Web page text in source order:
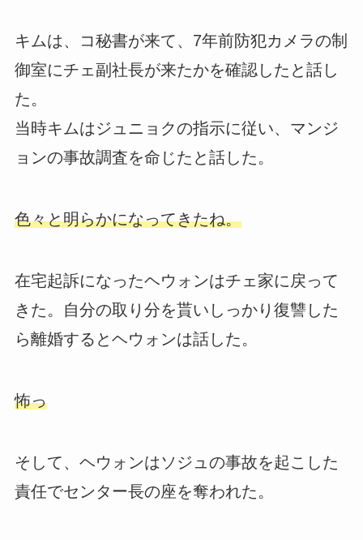
キムは、コ秘書が来て、7年前防犯カメラの制
御室にチェ副社長が来たかを確認したと話し
た。
当時キムはジュニョクの指示に従い、マンジ
ョンの事故調査を命じたと話した。
色々と明らかになってきたね。
在宅起訴になったヘウォンはチェ家に戻って
きた。自分の取り分を貰いしっかり復讐した
ら離婚するとヘウォンは話した。
怖っ
そして、ヘウォンはソジュの事故を起こした
責任でセンター長の座を奪われた。